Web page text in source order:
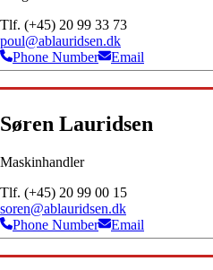
Tlf. (+45) 20 99 33 73
poul@ablauridsen.dk
Phone Number
Email
Søren Lauridsen
Maskinhandler
Tlf. (+45) 20 99 00 15
soren@ablauridsen.dk
Phone Number
Email